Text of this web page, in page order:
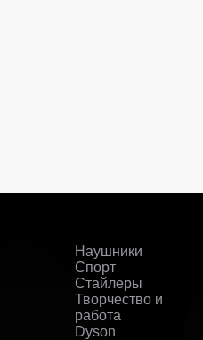
Наушники
Спорт
Стайлеры
Творчество и
работа
Dyson